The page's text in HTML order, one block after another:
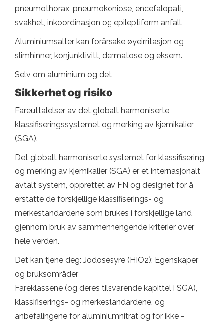
pneumothorax, pneumokoniose, encefalopati,
svakhet, inkoordinasjon og epileptiform anfall.
Aluminiumsalter kan forårsake øyeirritasjon og
slimhinner, konjunktivitt, dermatose og eksem.
Selv om aluminium og det.
Sikkerhet og risiko
Fareuttalelser av det globalt harmoniserte
klassifiseringssystemet og merking av kjemikalier
(SGA).
Det globalt harmoniserte systemet for klassifisering
og merking av kjemikalier (SGA) er et internasjonalt
avtalt system, opprettet av FN og designet for å
erstatte de forskjellige klassifiserings- og
merkestandardene som brukes i forskjellige land
gjennom bruk av sammenhengende kriterier over
hele verden.
Det kan tjene deg: Jodosesyre (HIO2): Egenskaper
og bruksområder
Fareklassene (og deres tilsvarende kapittel i SGA),
klassifiserings- og merkestandardene, og
anbefalingene for aluminiumnitrat og for ikke -